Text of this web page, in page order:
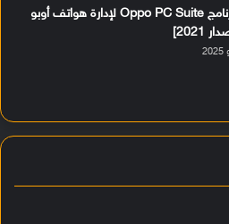
تحميل برنامج Oppo PC Suite لإدارة هواتف أوبو